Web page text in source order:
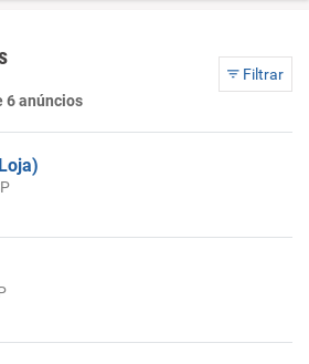
Filtrar
6 anúncios